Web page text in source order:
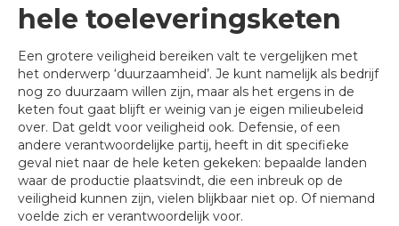
hele toeleveringsketen
Een grotere veiligheid bereiken valt te vergelijken met
het onderwerp ‘duurzaamheid’. Je kunt namelijk als bedrijf
nog zo duurzaam willen zijn, maar als het ergens in de
keten fout gaat blijft er weinig van je eigen milieubeleid
over. Dat geldt voor veiligheid ook. Defensie, of een
andere verantwoordelijke partij, heeft in dit specifieke
geval niet naar de hele keten gekeken: bepaalde landen
waar de productie plaatsvindt, die een inbreuk op de
veiligheid kunnen zijn, vielen blijkbaar niet op. Of niemand
voelde zich er verantwoordelijk voor.